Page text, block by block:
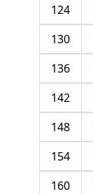
124
130
136
142
148
154
160